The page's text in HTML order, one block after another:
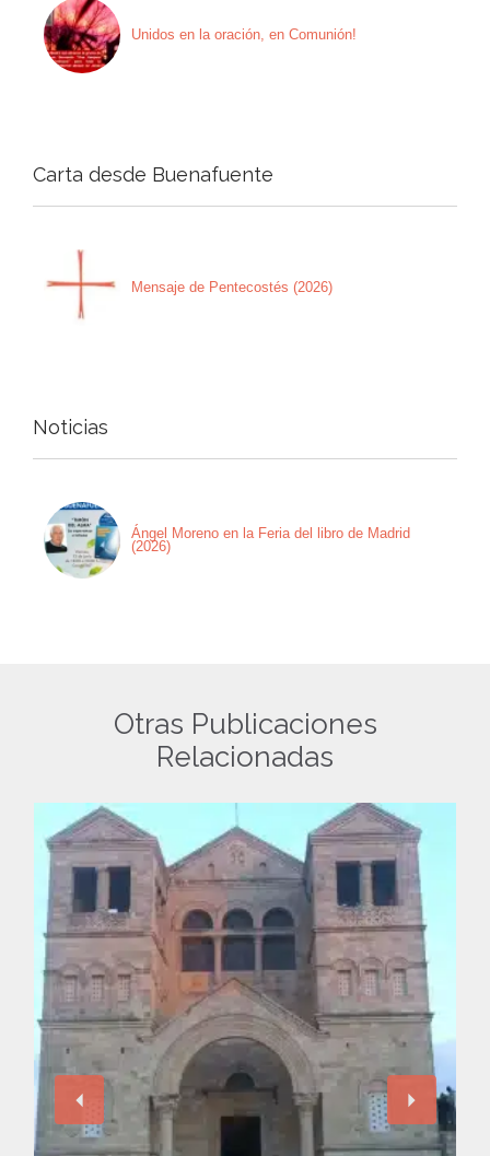
Unidos en la oración, en Comunión!
Carta desde Buenafuente
Mensaje de Pentecostés (2026)
Noticias
Ángel Moreno en la Feria del libro de Madrid
(2026)
Otras Publicaciones
Relacionadas